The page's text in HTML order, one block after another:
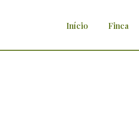
Início Finca